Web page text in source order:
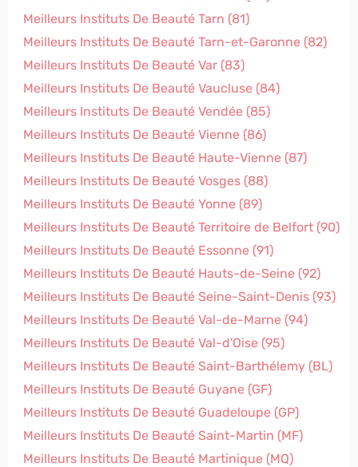
Meilleurs Instituts De Beauté Tarn (81)
Meilleurs Instituts De Beauté Tarn-et-Garonne (82)
Meilleurs Instituts De Beauté Var (83)
Meilleurs Instituts De Beauté Vaucluse (84)
Meilleurs Instituts De Beauté Vendée (85)
Meilleurs Instituts De Beauté Vienne (86)
Meilleurs Instituts De Beauté Haute-Vienne (87)
Meilleurs Instituts De Beauté Vosges (88)
Meilleurs Instituts De Beauté Yonne (89)
Meilleurs Instituts De Beauté Territoire de Belfort (90)
Meilleurs Instituts De Beauté Essonne (91)
Meilleurs Instituts De Beauté Hauts-de-Seine (92)
Meilleurs Instituts De Beauté Seine-Saint-Denis (93)
Meilleurs Instituts De Beauté Val-de-Marne (94)
Meilleurs Instituts De Beauté Val-d'Oise (95)
Meilleurs Instituts De Beauté Saint-Barthélemy (BL)
Meilleurs Instituts De Beauté Guyane (GF)
Meilleurs Instituts De Beauté Guadeloupe (GP)
Meilleurs Instituts De Beauté Saint-Martin (MF)
Meilleurs Instituts De Beauté Martinique (MQ)